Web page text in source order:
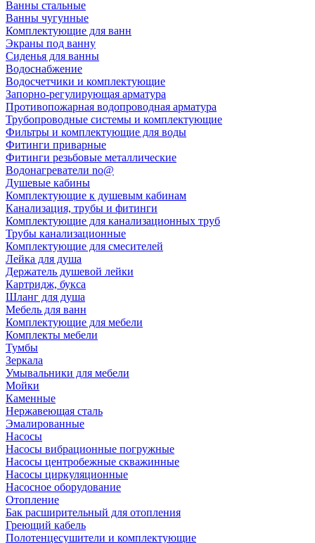
Ванны стальные
Ванны чугунные
Комплектующие для ванн
Экраны под ванну
Сиденья для ванны
Водоснабжение
Водосчетчики и комплектующие
Запорно-регулирующая арматура
Противопожарная водопроводная арматура
Трубопроводные системы и комплектующие
Фильтры и комплектующие для воды
Фитинги приварные
Фитинги резьбовые металлические
Водонагреватели no@
Душевые кабины
Комплектующие к душевым кабинам
Канализация, трубы и фитинги
Комплектующие для канализационных труб
Трубы канализационные
Комплектующие для смесителей
Лейка для душа
Держатель душевой лейки
Картридж, букса
Шланг для душа
Мебель для ванн
Комплектующие для мебели
Комплекты мебели
Тумбы
Зеркала
Умывальники для мебели
Мойки
Каменные
Нержавеющая сталь
Эмалированные
Насосы
Насосы вибрационные погружные
Насосы центробежные скважинные
Насосы циркуляционные
Насосное оборудование
Отопление
Бак расширительный для отопления
Греющий кабель
Полотенцесушители и комплектующие